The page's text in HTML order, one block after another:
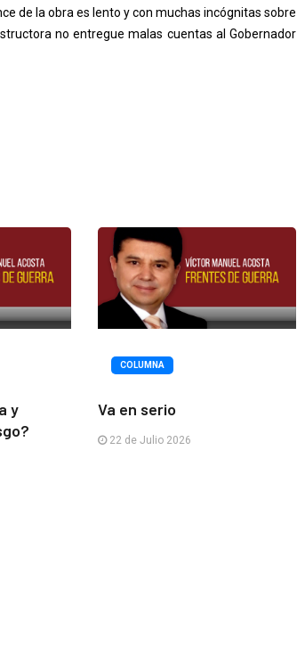
de la obra es lento y con muchas incógnitas sobre
no entregue malas cuentas al Gobernador
y
COLUMNA
Va en serio
22 de Julio 2026